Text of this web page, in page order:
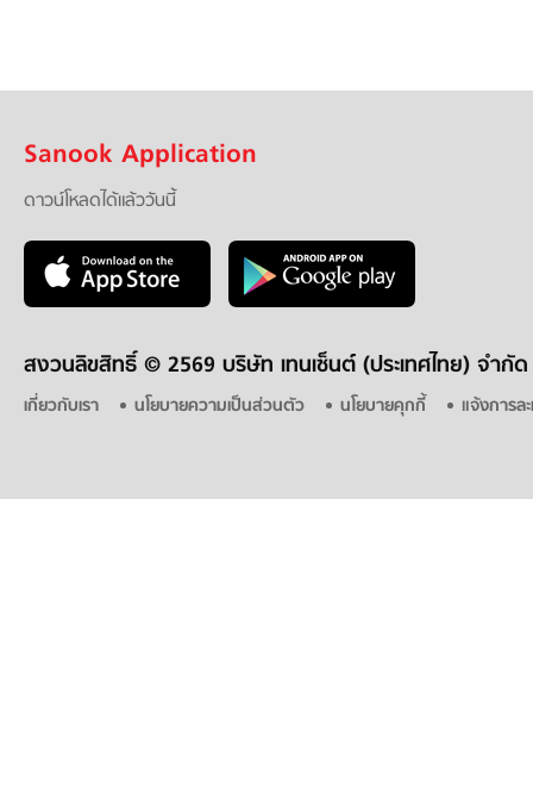
Sanook Application
ดาวน์โหลดได้แล้ววันนี้
สงวนลิขสิทธิ์ © 2569 บริษัท เทนเซ็นต์ (ประเทศไทย) จำกัด
เกี่ยวกับเรา นโยบายความเป็นส่วนตัว นโยบายคุกกี้ แจ้งการล